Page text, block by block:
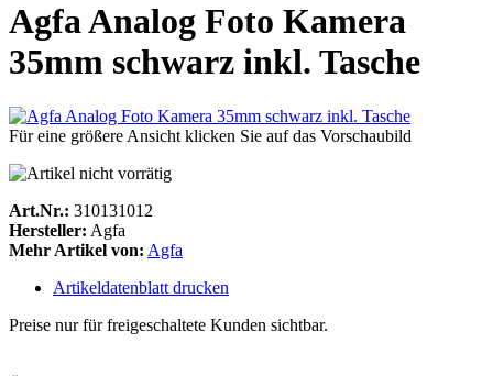
Agfa Analog Foto Kamera
35mm schwarz inkl. Tasche
Für eine größere Ansicht klicken Sie auf das Vorschaubild
Art.Nr.: 310131012
Hersteller: Agfa
Mehr Artikel von: Agfa
Artikeldatenblatt drucken
Preise nur für freigeschaltete Kunden sichtbar.